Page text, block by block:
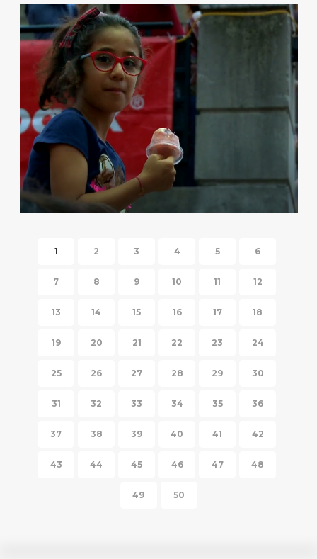
LUMINATO FESTIVAL
1 2 3 4 5 6
7 8 9 10 11 12
13 14 15 16 17 18
19 20 21 22 23 24
25 26 27 28 29 30
31 32 33 34 35 36
37 38 39 40 41 42
43 44 45 46 47 48
49 50